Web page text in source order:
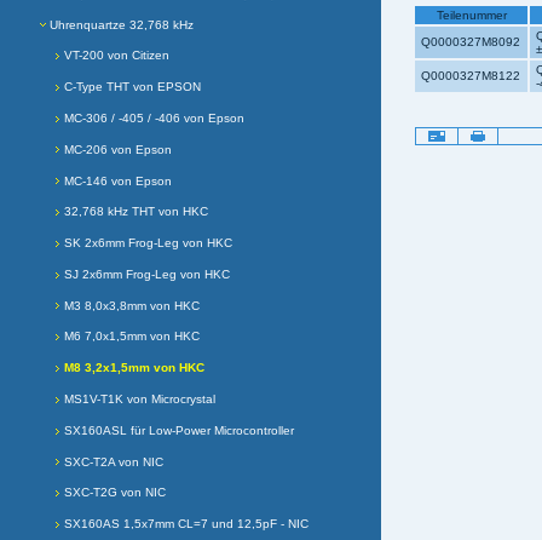
Uhrenquartze 32,768 kHz
VT-200 von Citizen
C-Type THT von EPSON
MC-306 / -405 / -406 von Epson
MC-206 von Epson
MC-146 von Epson
32,768 kHz THT von HKC
SK 2x6mm Frog-Leg von HKC
SJ 2x6mm Frog-Leg von HKC
M3 8,0x3,8mm von HKC
M6 7,0x1,5mm von HKC
M8 3,2x1,5mm von HKC
MS1V-T1K von Microcrystal
SX160ASL für Low-Power Microcontroller
SXC-T2A von NIC
SXC-T2G von NIC
SX160AS 1,5x7mm CL=7 und 12,5pF - NIC
Teilenummer
Q0000327M8092
Q0000327M8122
-
Artikelaktionen